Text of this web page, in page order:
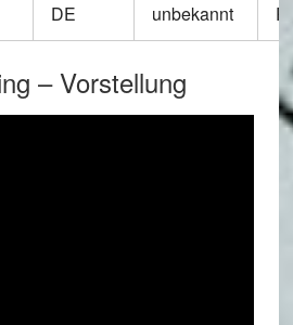
DE unbekannt
– Vorstellung